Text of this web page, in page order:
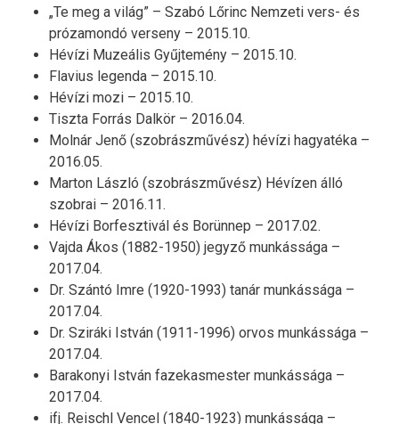
„Te meg a világ” – Szabó Lőrinc Nemzeti vers- és
prózamondó verseny – 2015.10.
Hévízi Muzeális Gyűjtemény – 2015.10.
Flavius legenda – 2015.10.
Hévízi mozi – 2015.10.
Tiszta Forrás Dalkör – 2016.04.
Molnár Jenő (szobrászművész) hévízi hagyatéka –
2016.05.
Marton László (szobrászművész) Hévízen álló
szobrai – 2016.11.
Hévízi Borfesztivál és Borünnep – 2017.02.
Vajda Ákos (1882-1950) jegyző munkássága –
2017.04.
Dr. Szántó Imre (1920-1993) tanár munkássága –
2017.04.
Dr. Sziráki István (1911-1996) orvos munkássága –
2017.04.
Barakonyi István fazekasmester munkássága –
2017.04.
ifj. Reischl Vencel (1840-1923) munkássága –